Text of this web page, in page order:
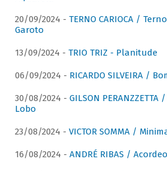
20/09/2024 - TERNO CARIOCA /
Garoto
13/09/2024 - TRIO TRIZ - Planitude
06/09/2024 - RICARDO SILVEIRA /
30/08/2024 - GILSON
Lobo
23/08/2024 - VICTOR SOMMA /
16/08/2024 - ANDRÉ RIBAS /